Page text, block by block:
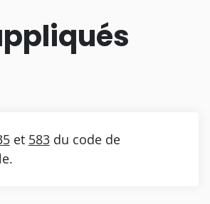
et 583du code de